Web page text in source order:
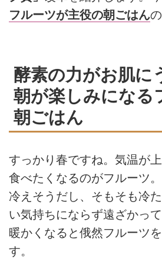
フルーツが主役の朝ごはん
酵素の力がお肌に
朝が楽しみになる
朝ごはん
すっかり春ですね。気温が上
食べたくなるのがフルーツ
冷えそうだし、そもそも冷
い気持ちにならず遠ざかって
暖かくなると俄然フルーツ
す。